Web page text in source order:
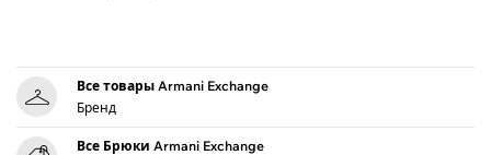
Все товары Armani Exchange
Бренд
Все Брюки Armani Exchange